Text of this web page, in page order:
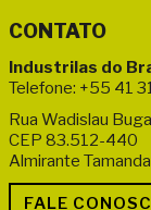
CONTATO
Industrilas do
Telefone: +55 41
Rua Wadislau
CEP 83.512-440
Almirante